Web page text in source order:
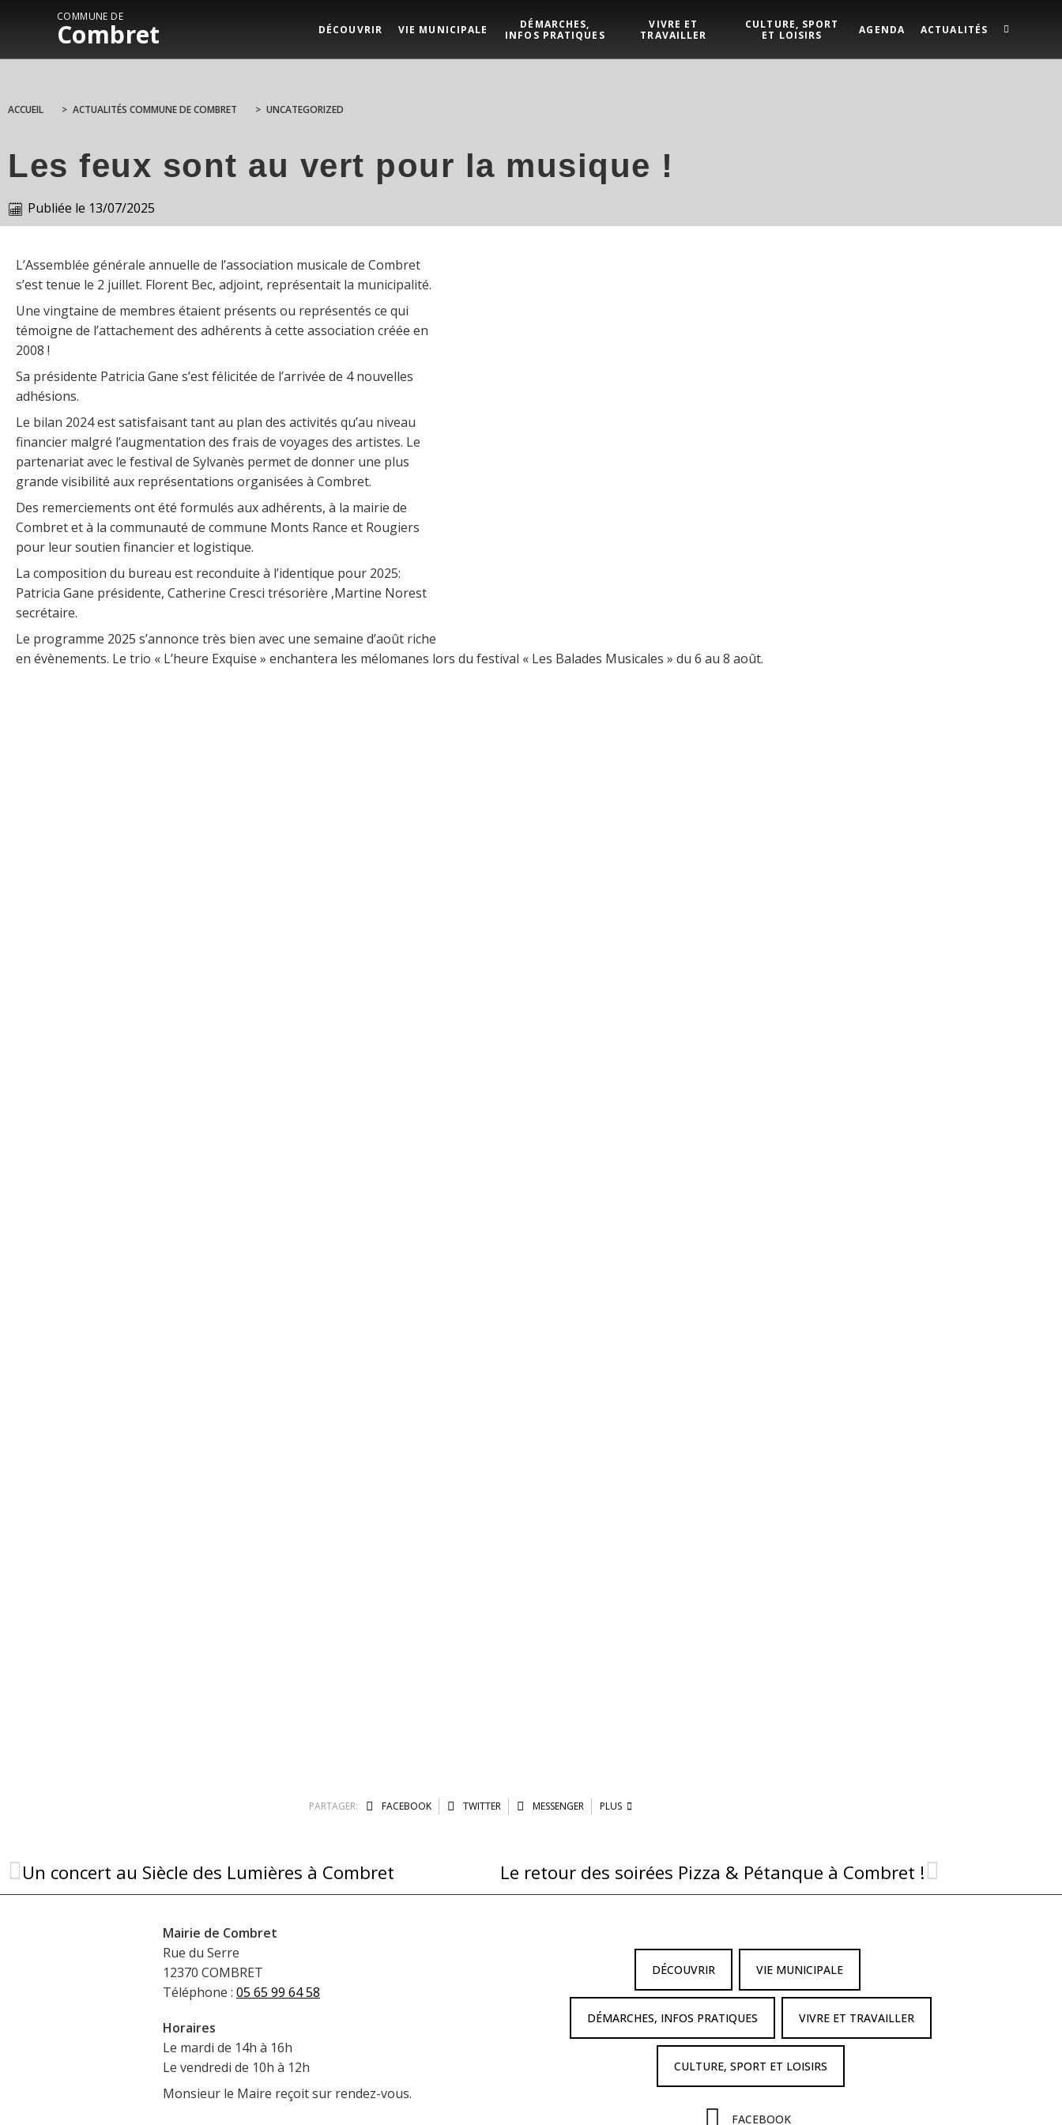
COMMUNE DE
Combret DÉCOUVRIR VIE MUNICIPALE
DÉMARCHES,
INFOS PRATIQUES
VIVRE ET
TRAVAILLER
CULTURE, SPORT
ET LOISIRS
AGENDA ACTUALITÉS
ACCUEIL > ACTUALITÉS COMMUNE DE COMBRET > UNCATEGORIZED
Les feux sont au vert pour la musique !
Publiée le 13/07/2025
L’Assemblée générale annuelle de l’association musicale de Combret
s’est tenue le 2 juillet. Florent Bec, adjoint, représentait la municipalité.
Une vingtaine de membres étaient présents ou représentés ce qui
témoigne de l’attachement des adhérents à cette association créée en
2008 !
Sa présidente Patricia Gane s’est félicitée de l’arrivée de 4 nouvelles
adhésions.
Le bilan 2024 est satisfaisant tant au plan des activités qu’au niveau
financier malgré l’augmentation des frais de voyages des artistes. Le
partenariat avec le festival de Sylvanès permet de donner une plus
grande visibilité aux représentations organisées à Combret.
Des remerciements ont été formulés aux adhérents, à la mairie de
Combret et à la communauté de commune Monts Rance et Rougiers
pour leur soutien financier et logistique.
La composition du bureau est reconduite à l’identique pour 2025:
Patricia Gane présidente, Catherine Cresci trésorière ,Martine Norest
secrétaire.
Le programme 2025 s’annonce très bien avec une semaine d’août riche
en évènements. Le trio « L’heure Exquise » enchantera les mélomanes lors du festival « Les Balades Musicales » du 6 au 8 août.
PARTAGER: FACEBOOK TWITTER MESSENGER PLUS
Un concert au Siècle des Lumières à Combret Le retour des soirées Pizza & Pétanque à Combret !
Mairie de Combret
Rue du Serre
12370 COMBRET
Téléphone : 05 65 99 64 58
Horaires
Le mardi de 14h à 16h
Le vendredi de 10h à 12h
Monsieur le Maire reçoit sur rendez-vous.
DÉCOUVRIR VIE MUNICIPALE
DÉMARCHES, INFOS PRATIQUES VIVRE ET TRAVAILLER
CULTURE, SPORT ET LOISIRS
FACEBOOK